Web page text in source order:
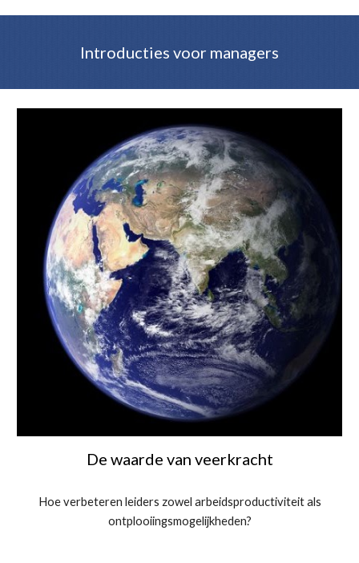
Introducties voor managers
De waarde van veerkracht
Hoe verbeteren leiders zowel arbeidsproductiviteit als
ontplooiingsmogelijkheden?